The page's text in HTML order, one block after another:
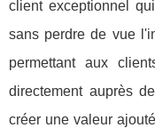
client exceptionnel
sans perdre de vue
permettant aux
directement auprès
créer une valeur